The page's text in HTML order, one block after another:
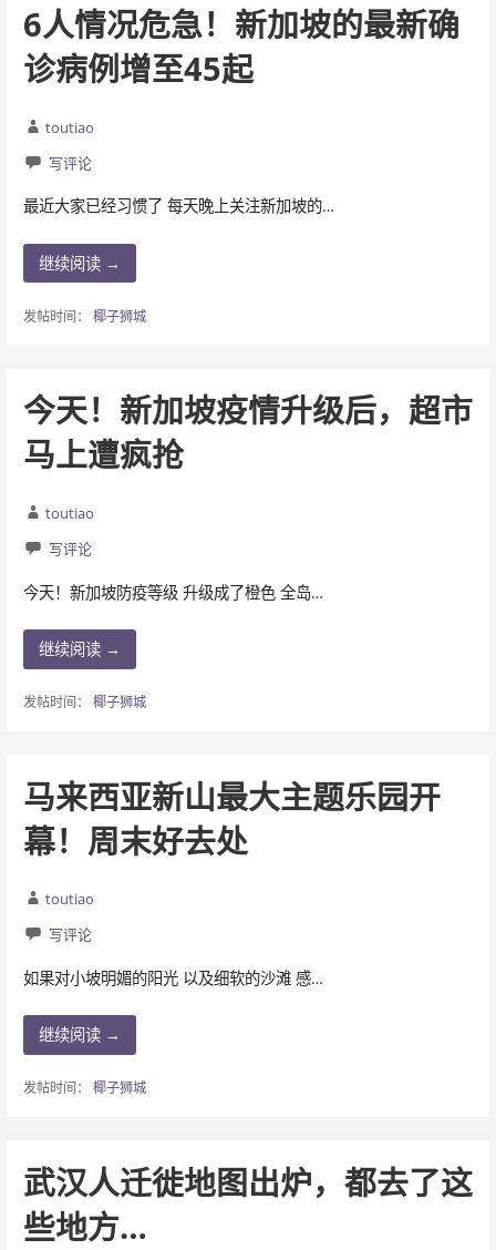
6人情况危急！新加坡的最新确
诊病例增至45起
toutiao
写评论
最近大家已经习惯了 每天晚上关注新加坡的…
继续阅读 →
发帖时间： 椰子狮城
今天！新加坡疫情升级后，超市
马上遭疯抢
toutiao
写评论
今天！新加坡防疫等级 升级成了橙色 全岛…
继续阅读 →
发帖时间： 椰子狮城
马来西亚新山最大主题乐园开
幕！周末好去处
toutiao
写评论
如果对小坡明媚的阳光 以及细软的沙滩 感…
继续阅读 →
发帖时间： 椰子狮城
武汉人迁徙地图出炉，都去了这
些地方…